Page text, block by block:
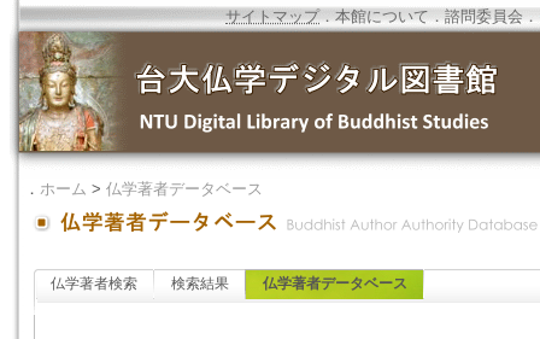
サイトマップ．本館について ．諮問委員会 ．
． ホーム > 仏学著者データベース
仏学著者検索 検索結果 仏学著者データベース